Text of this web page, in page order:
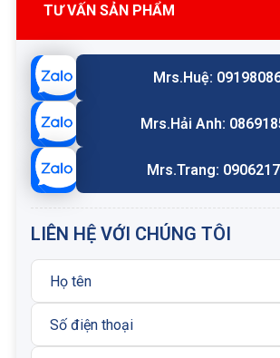
TƯ VẤN SẢN PHẨM
Mrs.Huệ:
Mrs.Hải Anh:
Mrs.Trang:
LIÊN HỆ VỚI CHÚNG TÔI